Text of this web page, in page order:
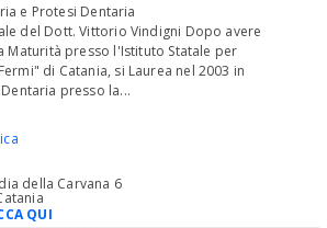
e Protesi Dentaria
del Dott. Vittorio Vindigni Dopo avere
Maturità presso l'Istituto Statale per
di Catania, si Laurea nel 2003 in
presso la...
della Carvana 6
QUI